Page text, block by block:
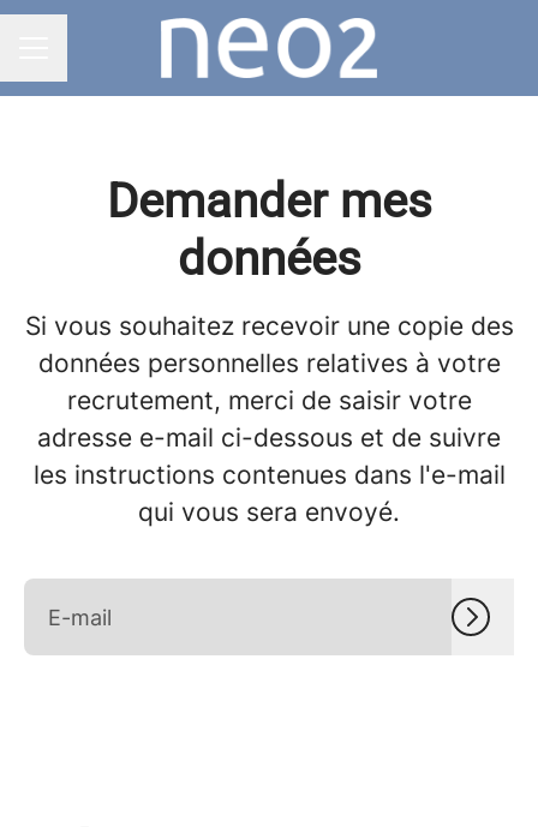
Demander mes
données
Si vous souhaitez recevoir une copie des
données personnelles relatives à votre
recrutement, merci de saisir votre
adresse e-mail ci-dessous et de suivre
les instructions contenues dans l'e-mail
qui vous sera envoyé.